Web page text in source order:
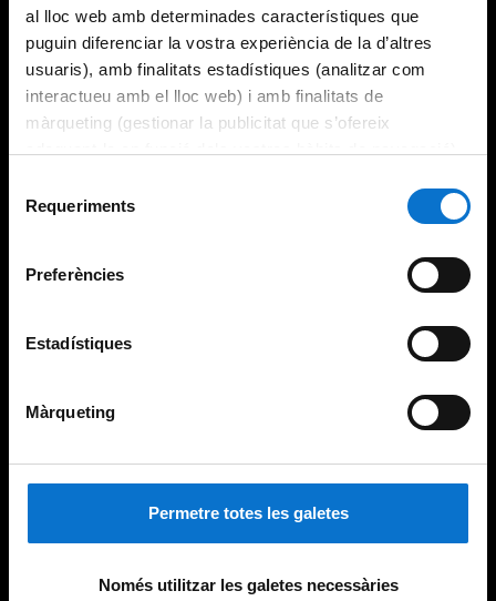
al lloc web amb determinades característiques que
puguin diferenciar la vostra experiència de la d’altres
usuaris), amb finalitats estadístiques (analitzar com
interactueu amb el lloc web) i amb finalitats de
màrqueting (gestionar la publicitat que s’ofereix
consultar laPolítica de galetes del lloc web de la
Requeriments
Preferències
Estadístiques
Màrqueting
Permetre totes les galetes
Només utilitzar les galetes necessàries